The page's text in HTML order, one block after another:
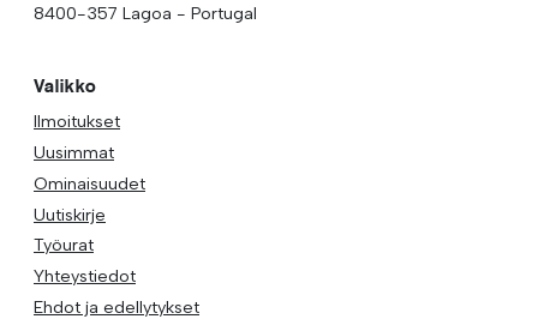
8400-357 Lagoa - Portugal
Valikko
Ilmoitukset
Uusimmat
Ominaisuudet
Uutiskirje
Työurat
Yhteystiedot
Ehdot ja edellytykset